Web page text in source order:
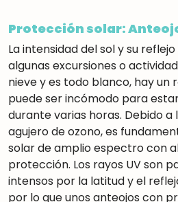
Protección solar:
La intensidad del sol y su
algunas excursiones o
nieve y es todo blanco, hay un
puede ser incómodo para
durante varias horas. Debido a
agujero de ozono, es
solar de amplio espectro con
protección. Los rayos UV son
intensos por la latitud y el
por lo que unos anteojos con